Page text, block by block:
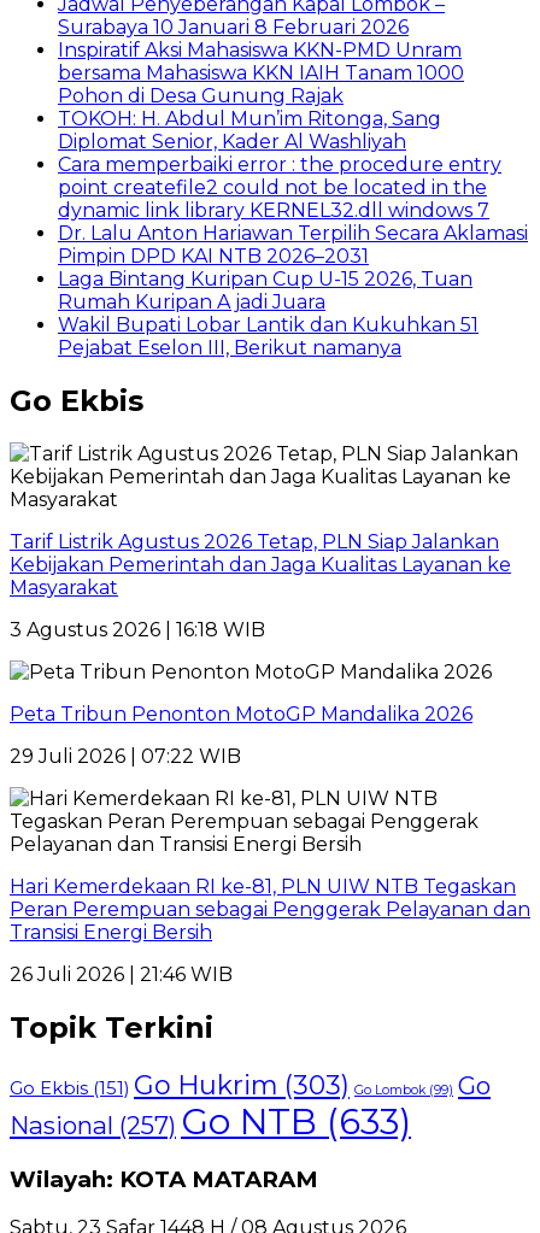
Jadwal Penyeberangan Kapal Lombok –
Surabaya 10 Januari 8 Februari 2026
Inspiratif Aksi Mahasiswa KKN-PMD Unram
bersama Mahasiswa KKN IAIH Tanam 1000
Pohon di Desa Gunung Rajak
TOKOH: H. Abdul Mun’im Ritonga, Sang
Diplomat Senior, Kader Al Washliyah
Cara memperbaiki error : the procedure entry
point createfile2 could not be located in the
dynamic link library KERNEL32.dll windows 7
Dr. Lalu Anton Hariawan Terpilih Secara Aklamasi
Pimpin DPD KAI NTB 2026–2031
Laga Bintang Kuripan Cup U-15 2026, Tuan
Rumah Kuripan A jadi Juara
Wakil Bupati Lobar Lantik dan Kukuhkan 51
Pejabat Eselon III, Berikut namanya
Go Ekbis
Tarif Listrik Agustus 2026 Tetap, PLN Siap Jalankan
Kebijakan Pemerintah dan Jaga Kualitas Layanan ke
Masyarakat
3 Agustus 2026 | 16:18 WIB
Peta Tribun Penonton MotoGP Mandalika 2026
29 Juli 2026 | 07:22 WIB
Hari Kemerdekaan RI ke-81, PLN UIW NTB Tegaskan
Peran Perempuan sebagai Penggerak Pelayanan dan
Transisi Energi Bersih
26 Juli 2026 | 21:46 WIB
Topik Terkini
Go Ekbis (151) Go Hukrim (303) Go Lombok(99) Go
Nasional (257) Go NTB (633)
Wilayah: KOTA MATARAM
Sabtu, 23 Safar 1448 H / 08 Agustus 2026